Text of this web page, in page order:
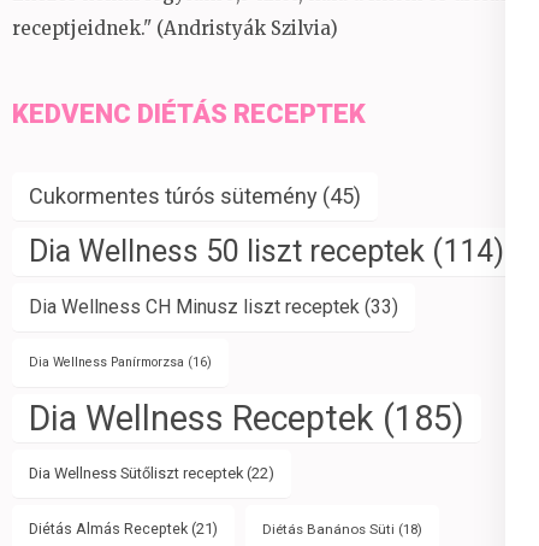
receptjeidnek." (Andristyák Szilvia)
KEDVENC DIÉTÁS RECEPTEK
Cukormentes túrós sütemény (45)
Dia Wellness 50 liszt receptek (114)
Dia Wellness CH Minusz liszt receptek (33)
Dia Wellness Panírmorzsa (16)
Dia Wellness Receptek (185)
Dia Wellness Sütőliszt receptek (22)
Diétás Almás Receptek (21) Diétás Banános Süti (18)